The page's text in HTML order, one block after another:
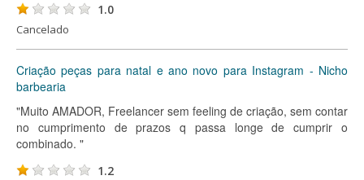
1.0
Cancelado
Criação peças para natal e ano novo para Instagram - Nicho
barbearia
"Muito AMADOR, Freelancer sem feeling de criação, sem contar
no cumprimento de prazos q passa longe de cumprir o
combinado. "
1.2